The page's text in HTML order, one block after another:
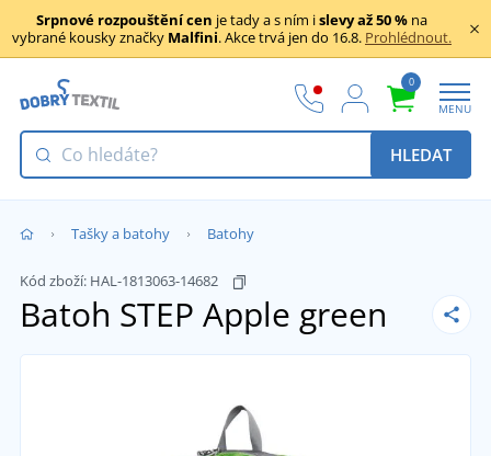
Srpnové rozpouštění cen je tady a s ním islevy až 50 % na
vybrané kousky značky Malfini. Akce trvá jen do 16.8. Prohlédnout.
0
MENU
HLEDAT
Tašky a batohy Batohy
Kód zboží: HAL-1813063-14682
Batoh STEP Apple green